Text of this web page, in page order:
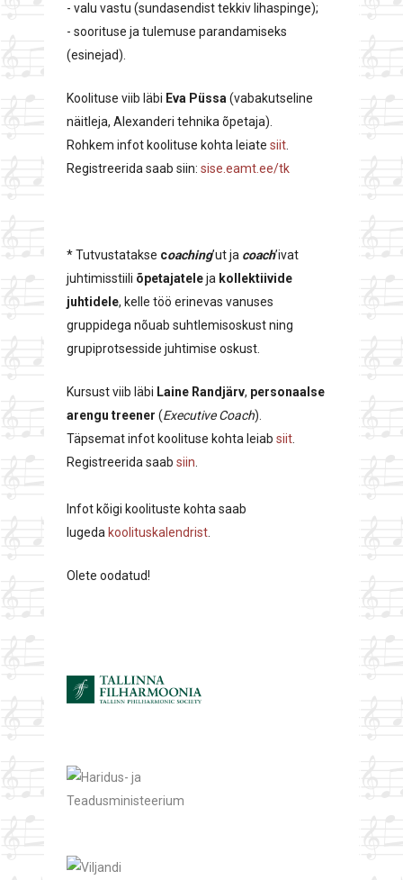
- valu vastu (sundasendist tekkiv lihaspinge);
- soorituse ja tulemuse parandamiseks
(esinejad).
Koolituse viib läbi Eva Püssa (vabakutseline
näitleja, Alexanderi tehnika õpetaja).
Rohkem infot koolituse kohta leiate siit
Registreerida saab siin: sise.eamt.ee/tk
* Tutvustatakse coaching’ut ja coach’ivat
juhtimisstiili õpetajateleja kollektiivide
juhtidele, kelle töö erinevas vanuses
gruppidega nõuab suhtlemisoskust ning
grupiprotsesside juhtimise oskust.
Kursust viib läbi Laine Randjärv, personaalse
arengu treener (Executive Coach).
Täpsemat infot koolituse kohta leiab siit
Registreerida saab siin
Infot kõigi koolituste kohta saab
lugeda koolituskalendrist
Olete oodatud!